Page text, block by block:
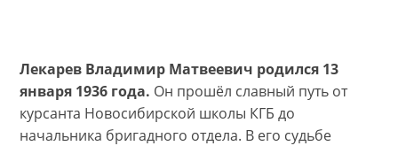
Лекарев Владимир Матвеевич родился 13
января 1936 года. Он прошёл славный путь от
курсанта Новосибирской школы КГБ до
начальника бригадного отдела. В его судьбе